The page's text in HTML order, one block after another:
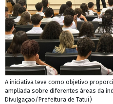
A iniciativa teve como objetivo
ampliada sobre diferentes áreas da
Divulgação/Prefeitura de Tatuí)